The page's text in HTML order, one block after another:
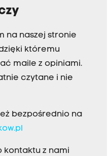
na naszej stronie
któremu
maile z opiniami.
czytane i nie
bezpośrednio na
kontaktu z nami